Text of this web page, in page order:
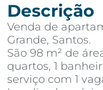
Descrição
Venda de
Grande, Santos.
São 98 m² de
quartos, 1
serviço com 1